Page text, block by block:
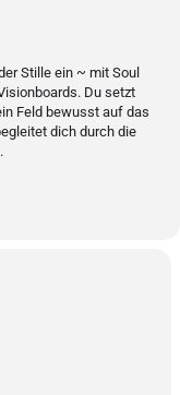
Stille ein ~ mit Soul
Du setzt
Feld bewusst auf das
dich durch die